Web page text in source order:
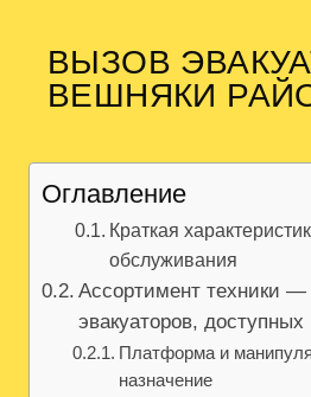
ВЫЗОВ
ВЕШНЯКИ
Оглавление
Краткая
обслуживания
Ассортимент техники
эвакуаторов,
Платформа и
назначение